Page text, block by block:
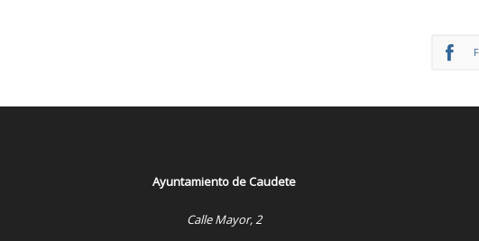
Ayuntamiento de Caudete
Calle Mayor, 2